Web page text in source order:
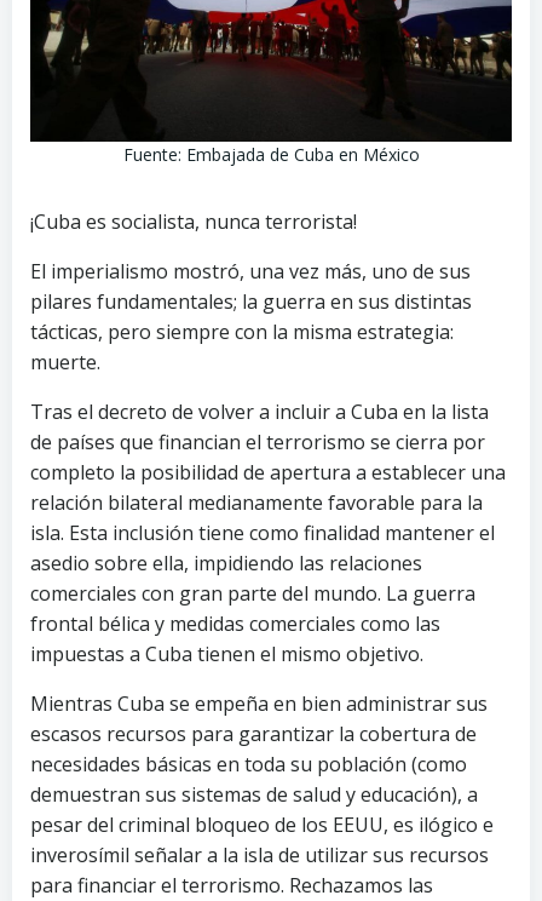
Fuente: Embajada de Cuba en México
¡Cuba es socialista, nunca terrorista!
El imperialismo mostró, una vez más, uno de sus
pilares fundamentales; la guerra en sus distintas
tácticas, pero siempre con la misma estrategia:
muerte.
Tras el decreto de volver a incluir a Cuba en la lista
de países que financian el terrorismo se cierra por
completo la posibilidad de apertura a establecer una
relación bilateral medianamente favorable para la
isla. Esta inclusión tiene como finalidad mantener el
asedio sobre ella, impidiendo las relaciones
comerciales con gran parte del mundo. La guerra
frontal bélica y medidas comerciales como las
impuestas a Cuba tienen el mismo objetivo.
Mientras Cuba se empeña en bien administrar sus
escasos recursos para garantizar la cobertura de
necesidades básicas en toda su población (como
demuestran sus sistemas de salud y educación), a
pesar del criminal bloqueo de los EEUU, es ilógico e
inverosímil señalar a la isla de utilizar sus recursos
para financiar el terrorismo. Rechazamos las